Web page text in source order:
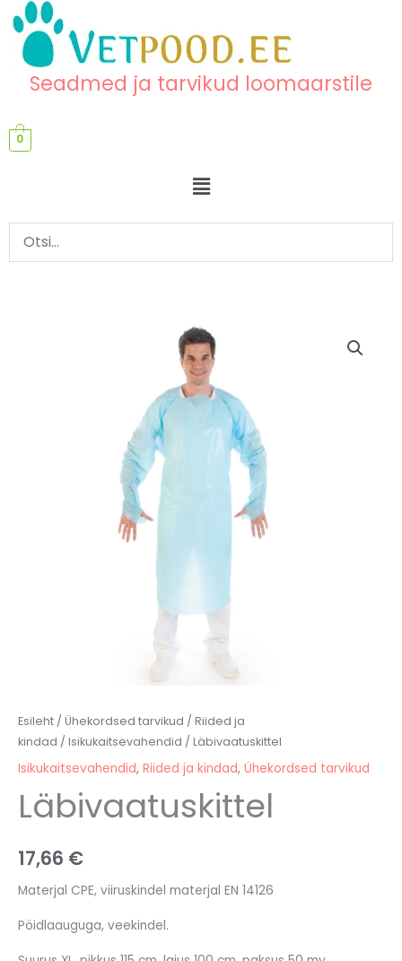
content
content
Seadmed ja tarvikud loomaarstile
0
Menu
Esileht / Ühekordsed tarvikud / Riided ja
kindad / Isikukaitsevahendid / Läbivaatuskittel
Isikukaitsevahendid, Riided ja kindad, Ühekordsed tarvikud
Läbivaatuskittel
17,66 €
Materjal CPE, viiruskindel materjal EN 14126
Pöidlaauguga, veekindel.